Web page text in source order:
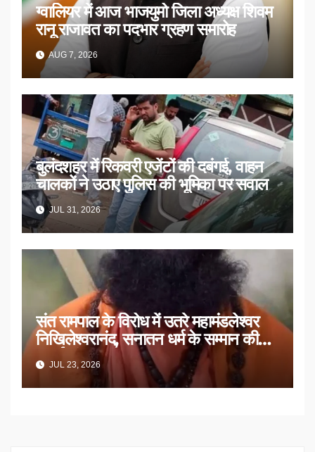
ग्वालियर में आज भाजयुमो जिला अध्यक्ष शिवम
रानू राजावत का पदभार ग्रहण समारोह
AUG 7, 2026
बुलंदशहर में रिकवरी एजेंटों की दबंगई, वाहन
चालकों ने उठाए पुलिस की भूमिका पर सवाल
JUL 31, 2026
संत रामपाल के विरोध में उतरे महामंडलेश्वर
निखिलेश्वरानंद, सनातन धर्म के सम्मान की
उठाई मांग
JUL 23, 2026